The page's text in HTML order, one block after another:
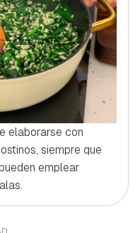
elaborarse con
siempre que
emplear